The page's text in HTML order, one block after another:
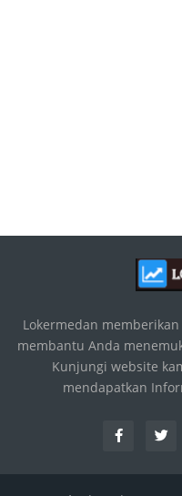
Lokermedan
membantu Anda
Kunjungi website
mendapatkan